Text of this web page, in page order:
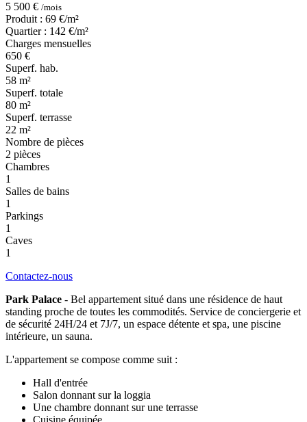
5 500 € /mois
Produit : 69 €/m²
Quartier : 142 €/m²
Charges mensuelles
650 €
Superf. hab.
58 m²
Superf. totale
80 m²
Superf. terrasse
22 m²
Nombre de pièces
2 pièces
Chambres
1
Salles de bains
1
Parkings
1
Caves
1
Contactez-nous
Park Palace - Bel appartement situé dans une résidence de haut
standing proche de toutes les commodités. Service de conciergerie et
de sécurité 24H/24 et 7J/7, un espace détente et spa, une piscine
intérieure, un sauna.
L'appartement se compose comme suit :
Hall d'entrée
Salon donnant sur la loggia
Une chambre donnant sur une terrasse